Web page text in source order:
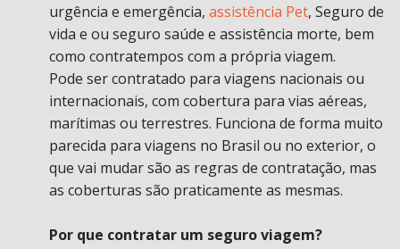
urgência e emergência, assistência Pet, Seguro de
vida e ou seguro saúde e assistência morte, bem
como contratempos com a própria viagem.
Pode ser contratado para viagens nacionais ou
internacionais, com cobertura para vias aéreas,
marítimas ou terrestres. Funciona de forma muito
parecida para viagens no Brasil ou no exterior, o
que vai mudar são as regras de contratação, mas
as coberturas são praticamente as mesmas.
Por que contratar um seguro viagem?